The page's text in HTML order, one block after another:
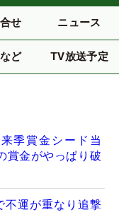
せ ニュース
ど TV放送予定
季賞金シード当
金がやっぱり破
不運が重なり追撃